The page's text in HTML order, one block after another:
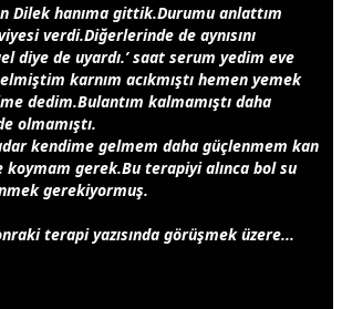
Dilek hanıma gittik.Durumu anlattım
verdi.Diğerlerinde de aynısını
diye de uyardı.’ saat serum yedim eve
karnım acıkmıştı hemen yemek
dedim.Bulantım kalmamıştı daha
olmamıştı.
kendime gelmem daha güçlenmem kan
gerek.Bu terapiyi alınca bol su
gerekiyormuş.
terapi yazısında görüşmek üzere...